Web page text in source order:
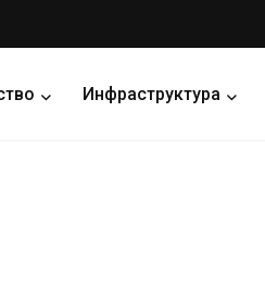
Инфраструктура